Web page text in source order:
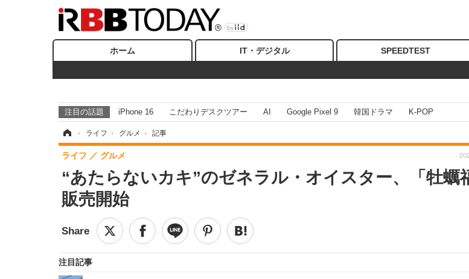
ホーム IT・デジタル SPEEDTEST
注目の話題 iPhone 16 こだわりデスクツアー AI Google Pixel 9 韓国ドラマ K-POP
› ライフ › グルメ › 記事
“あたらないカキ”のゼネラル・オイスター、「牡蠣
販売開始
ライフ グルメ
注目記事